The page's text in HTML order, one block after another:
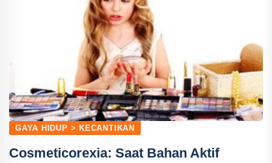
GAYA HIDUP > KECANTIKAN
Cosmeticorexia: Saat Bahan Aktif